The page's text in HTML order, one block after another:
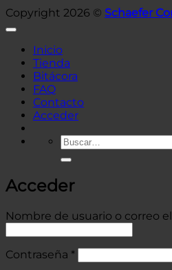
Copyright 2026 © Schaefer
Inicio
Tienda
Bitácora
FAQ
Contacto
Acceder
Buscar
por:
Acceder
Nombre de usuario o correo
Contraseña *Obligatorio